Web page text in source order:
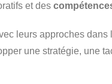
et des
leurs approches
une stratégie, une